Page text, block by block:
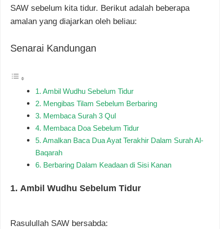
SAW sebelum kita tidur. Berikut adalah beberapa
amalan yang diajarkan oleh beliau:
Senarai Kandungan
1. Ambil Wudhu Sebelum Tidur
2. Mengibas Tilam Sebelum Berbaring
3. Membaca Surah 3 Qul
4. Membaca Doa Sebelum Tidur
5. Amalkan Baca Dua Ayat Terakhir Dalam Surah Al-
Baqarah
6. Berbaring Dalam Keadaan di Sisi Kanan
1. Ambil Wudhu Sebelum Tidur
Rasulullah SAW bersabda: